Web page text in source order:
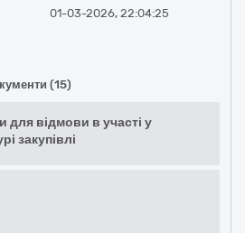
01-03-2026, 22:04:25
(15)
для відмови в участі у
закупівлі